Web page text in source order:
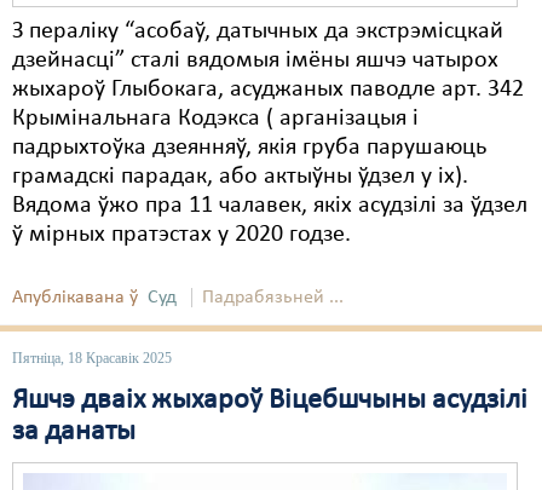
З пераліку “асобаў, датычных да экстрэмісцкай
дзейнасці” сталі вядомыя імёны яшчэ чатырох
жыхароў Глыбокага, асуджаных паводле арт. 342
Крымінальнага Кодэкса ( арганізацыя і
падрыхтоўка дзеянняў, якія груба парушаюць
грамадскі парадак, або актыўны ўдзел у іх).
Вядома ўжо пра 11 чалавек, якіх асудзілі за ўдзел
ў мірных пратэстах у 2020 годзе.
Апублікавана ў Суд Падрабязьней ...
Пятніца, 18 Красавік 2025
Яшчэ дваіх жыхароў Віцебшчыны асудзілі
за данаты